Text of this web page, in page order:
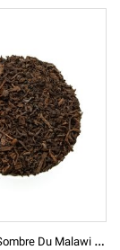
M
Ichiru Thé Sombre Du Malawi Afrique